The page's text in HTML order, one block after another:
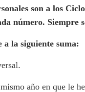
son a los
número. Siempre
la siguiente suma:
año en que le